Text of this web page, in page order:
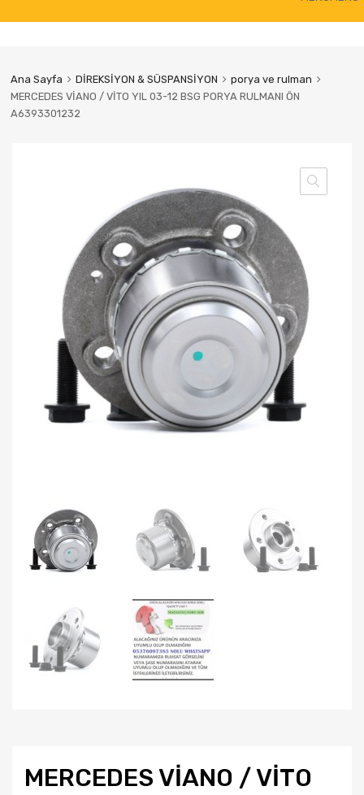
content
Ana Sayfa DİREKSİYON & SÜSPANSİYON
porya ve rulman
MERCEDES VİANO / VİTO YIL 03-12 BSG PORYA RULMANI ÖN
A6393301232
MERCEDES VİANO / VİTO